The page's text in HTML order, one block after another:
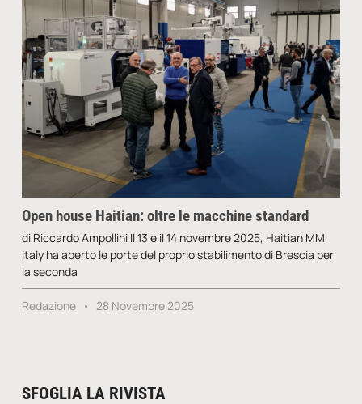
Open house Haitian: oltre le macchine standard
di Riccardo Ampollini Il 13 e il 14 novembre 2025, Haitian MM
Italy ha aperto le porte del proprio stabilimento di Brescia per
la seconda
Redazione 28 Novembre 2025
SFOGLIA LA RIVISTA